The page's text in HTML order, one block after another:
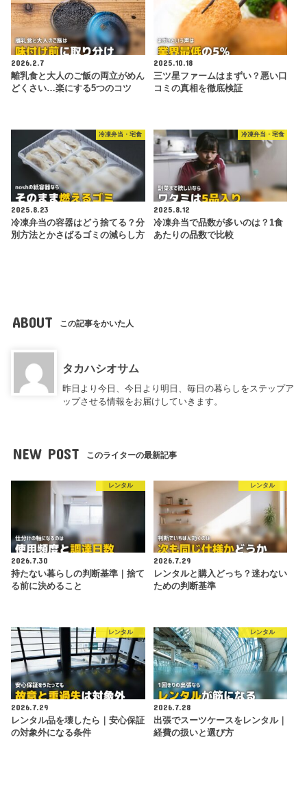
2026.2.7
離乳食と大人のご飯の両立がめん
どくさい…楽にする5つのコツ
2025.10.18
三ツ星ファームはまずい？悪い口
コミの真相を徹底検証
冷凍弁当・宅食
2025.8.23
冷凍弁当の容器はどう捨てる？分
別方法とかさばるゴミの減らし方
冷凍弁当・宅食
2025.8.12
冷凍弁当で品数が多いのは？1食
あたりの品数で比較
ABOUT この記事をかいた人
タカハシオサム
昨日より今日、今日より明日、毎日の暮らしをステップア
ップさせる情報をお届けしていきます。
NEW POST このライターの最新記事
レンタル
2026.7.30
持たない暮らしの判断基準｜捨て
る前に決めること
レンタル
2026.7.29
レンタルと購入どっち？迷わない
ための判断基準
レンタル
2026.7.29
レンタル品を壊したら｜安心保証
の対象外になる条件
レンタル
2026.7.28
出張でスーツケースをレンタル｜
経費の扱いと選び方